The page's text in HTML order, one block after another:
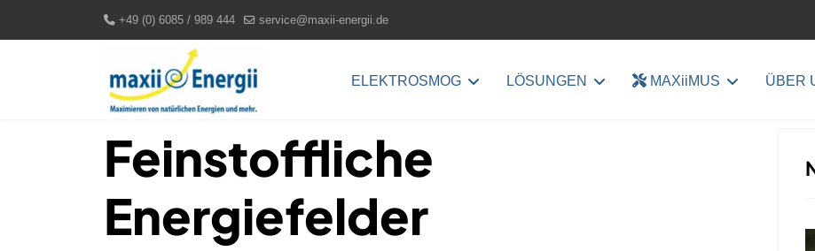
+49 (0) 6085 / 989 444 service@maxii-energii.de
ELEKTROSMOG LÖSUNGEN MAXiiMUS ÜBER
Feinstoffliche
Energiefelder